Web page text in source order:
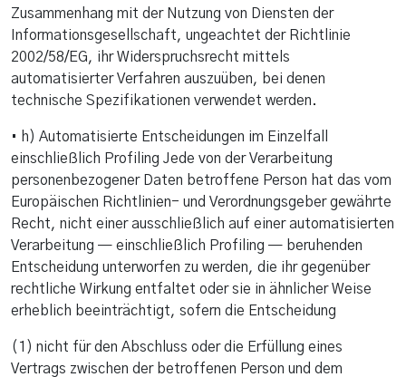
Zusammenhang mit der Nutzung von Diensten der
Informationsgesellschaft, ungeachtet der Richtlinie
2002/58/EG, ihr Widerspruchsrecht mittels
automatisierter Verfahren auszuüben, bei denen
technische Spezifikationen verwendet werden.
• h) Automatisierte Entscheidungen im Einzelfall
einschließlich Profiling Jede von der Verarbeitung
personenbezogener Daten betroffene Person hat das vom
Europäischen Richtlinien- und Verordnungsgeber gewährte
Recht, nicht einer ausschließlich auf einer automatisierten
Verarbeitung — einschließlich Profiling — beruhenden
Entscheidung unterworfen zu werden, die ihr gegenüber
rechtliche Wirkung entfaltet oder sie in ähnlicher Weise
erheblich beeinträchtigt, sofern die Entscheidung
(1) nicht für den Abschluss oder die Erfüllung eines
Vertrags zwischen der betroffenen Person und dem